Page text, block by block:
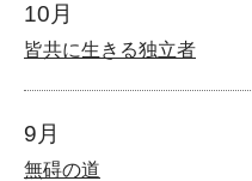
10月
皆共に生きる独立者
9月
無碍の道